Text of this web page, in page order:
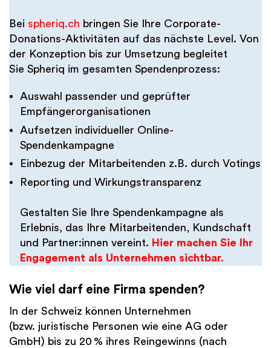
Bei spheriq.ch bringen Sie Ihre Corporate-
Donations-Aktivitäten auf das nächste Level. Von
der Konzeption bis zur Umsetzung begleitet
Sie Spheriq im gesamten Spendenprozess:
Auswahl passender und geprüfter
Empfängerorganisationen
Aufsetzen individueller Online-
Spendenkampagne
Einbezug der Mitarbeitenden z.B. durch Votings
Reporting und Wirkungstransparenz
Gestalten Sie Ihre Spendenkampagne als
Erlebnis, das Ihre Mitarbeitenden, Kundschaft
und Partner:innen vereint. Hier machen Sie Ihr
Engagement als Unternehmen sichtbar.
Wie viel darf eine Firma spenden?
In der Schweiz können Unternehmen
(bzw. juristische Personen wie eine AG oder
GmbH) bis zu 20 % ihres Reingewinns (nach